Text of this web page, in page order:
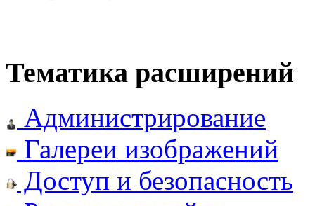
Тематика расширений
Администрирование
Галереи изображений
Доступ и безопасность